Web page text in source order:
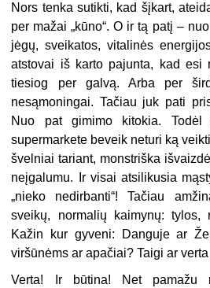
Nors tenka sutikti, kad šįkart,
per mažai „kūno“. O ir tą patį –
jėgų, sveikatos, vitalinės
atstovai iš karto pajunta, kad esi
tiesiog per galvą. Arba per
nesąmoningai. Tačiau juk pati
Nuo pat gimimo kitokia.
supermarkete beveik neturi ką
švelniai tariant, monstriška
neįgalumu. Ir visai atsilikusia
„nieko nedirbanti“! Tačiau
sveikų, normalių kaimynų: tylos,
Kažin kur gyveni: Danguje ar
viršūnėms ar apačiai? Taigi ar
Verta! Ir būtina! Net pamažu